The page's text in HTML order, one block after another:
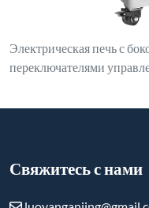
Продукты
Плавильная
Печь индукционного
Камерная топка